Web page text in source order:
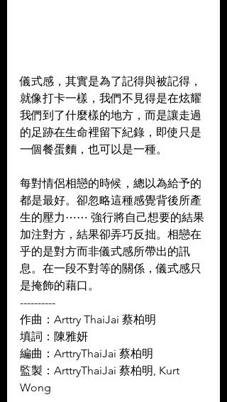
儀式感，其實是為了記得與被記得，
就像打卡一樣，我們不見得是在炫耀
我們到了什麼樣的地方，而是讓走過
的足跡在生命裡留下紀錄，即使只是
一個餐蛋麵，也可以是一種。
每對情侶相戀的時候，總以為給予的
都是最好。卻忽略這種感覺背後所產
生的壓力⋯⋯ 強行將自己想要的結果
加注對方，結果卻弄巧反拙。相戀在
乎的是對方而非儀式感所帶出的訊
息。在一段不對等的關係，儀式感只
是掩飾的藉口。
----------
作曲：Arttry ThaiJai 蔡柏明
填詞：陳雅妍
編曲：ArttryThaiJai 蔡柏明
監製：ArttryThaiJai 蔡柏明, Kurt
Wong